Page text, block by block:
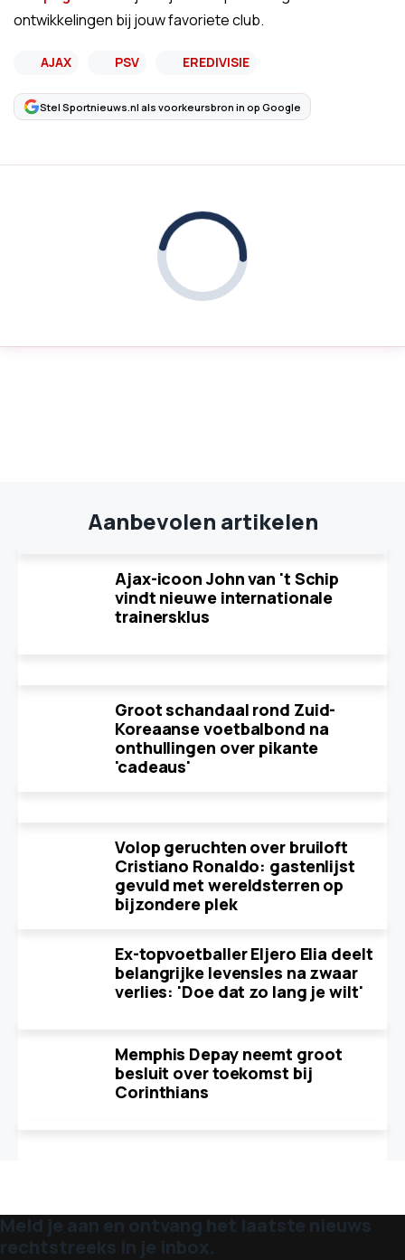
ontwikkelingen bij jouw favoriete club.
AJAX PSV EREDIVISIE
Stel Sportnieuws.nl als voorkeursbron in op Google
Aanbevolen artikelen
Ajax-icoon John van 't Schip
vindt nieuwe internationale
trainersklus
Groot schandaal rond Zuid-
Koreaanse voetbalbond na
onthullingen over pikante
'cadeaus'
Volop geruchten over bruiloft
Cristiano Ronaldo: gastenlijst
gevuld met wereldsterren op
bijzondere plek
Ex-topvoetballer Eljero Elia deelt
belangrijke levensles na zwaar
verlies: 'Doe dat zo lang je wilt'
Memphis Depay neemt groot
besluit over toekomst bij
Corinthians
Meld je aan en ontvang het laatste nieuws
rechtstreeks in je inbox.